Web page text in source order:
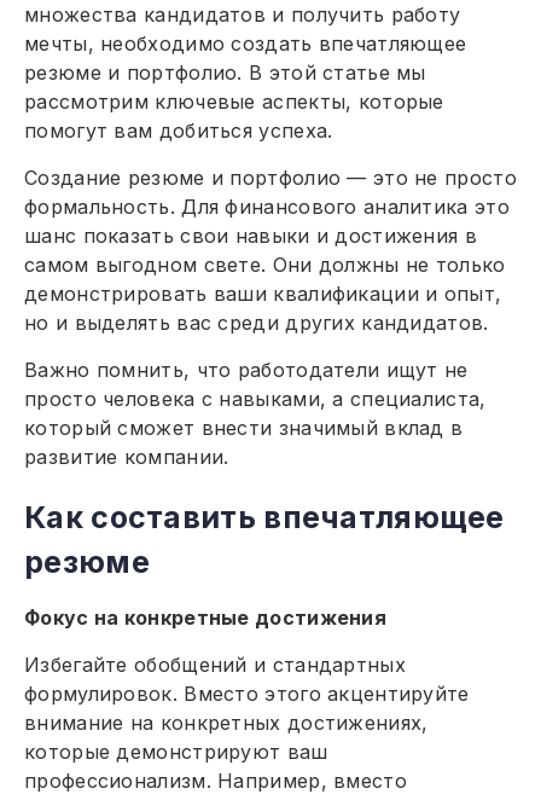
множества кандидатов и получить работу
мечты, необходимо создать впечатляющее
резюме и портфолио. В этой статье мы
рассмотрим ключевые аспекты, которые
помогут вам добиться успеха.
Создание резюме и портфолио — это не просто
формальность. Для финансового аналитика это
шанс показать свои навыки и достижения в
самом выгодном свете. Они должны не только
демонстрировать ваши квалификации и опыт,
но и выделять вас среди других кандидатов.
Важно помнить, что работодатели ищут не
просто человека с навыками, а специалиста,
который сможет внести значимый вклад в
развитие компании.
Как составить впечатляющее
резюме
Фокус на конкретные достижения
Избегайте обобщений и стандартных
формулировок. Вместо этого акцентируйте
внимание на конкретных достижениях,
которые демонстрируют ваш
профессионализм. Например, вместо